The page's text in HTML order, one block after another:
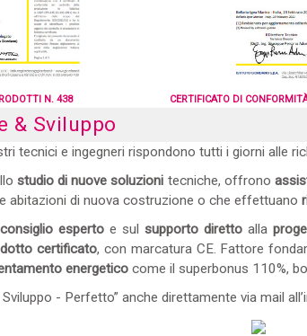
N. 438 CERTIFICATO DI
& Sviluppo
tecnici e ingegneri rispondono tutti i giorni alle
studio di nuove soluzioni tecniche, offrono
abitazioni di nuova costruzione o che effettuano
consiglio espertoe sul supporto diretto alla
certificato, con marcatura CE. Fattore
energetico come il superbonus 110%,
- Perfetto” anche direttamente via mail